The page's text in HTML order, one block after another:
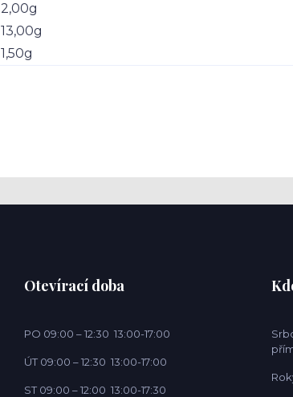
2,00g
13,00g
1,50g
Otevírací doba
PO 09:00 – 12:30 13:00-17:00
ÚT 09:00 – 12:30 13:00-17:00
ST 09:00 – 12:00 13:00-17:30